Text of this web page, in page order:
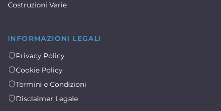
Costruzioni Varie
INFORMAZIONI LEGALI
Privacy Policy
Cookie Policy
Termini e Condizioni
Disclaimer Legale